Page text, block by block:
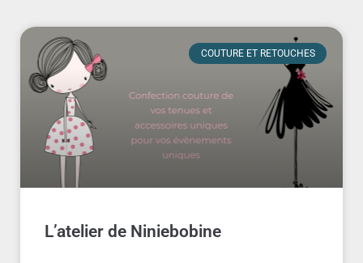
COUTURE ET RETOUCHES
L’atelier de Niniebobine